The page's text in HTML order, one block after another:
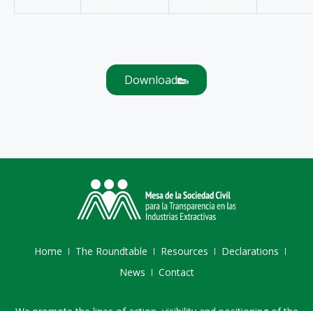
Download
Home The Roundtable Resources
Declarations
News
Contact